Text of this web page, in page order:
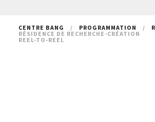
CENTRE BANG / PROGRAMMATION /
RÉSIDENCE DE RECHERCHE-CRÉATION
REEL-TO-REEL